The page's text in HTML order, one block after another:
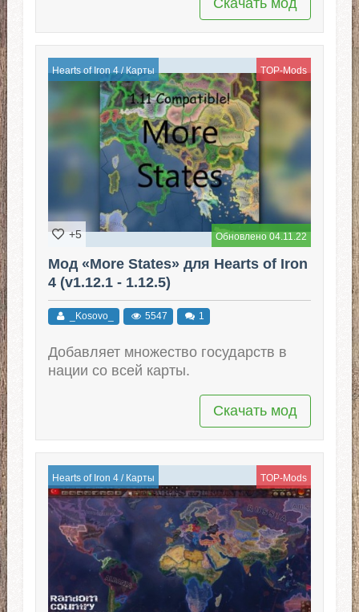
Hearts of Iron 4/ Карты TOP-Mods
Обновлено 04.11.22
+5
Мод «More States» для Hearts of Iron
4 (v1.12.1 - 1.12.5)
_Kosovo_ 5547 1
Добавляет множество государств в
нации со всей карты.
Скачать мод
Hearts of Iron 4/ Карты TOP-Mods